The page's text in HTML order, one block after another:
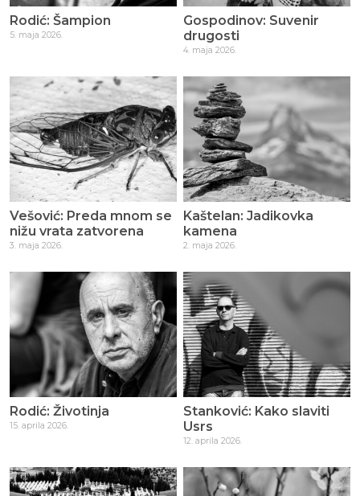
Rodić: Šampion
5. maja 2026.
Gospodinov: Suvenir
drugosti
4. maja 2026.
Vešović: Preda mnom se
nižu vrata zatvorena
3. maja 2026.
Kaštelan: Jadikovka
kamena
2. maja 2026.
Rodić: Životinja
15. aprila 2026.
Stanković: Kako slaviti
Usrs
12. aprila 2026.